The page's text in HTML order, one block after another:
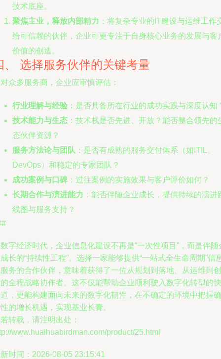
技术底座。
聚焦主业，释放内部精力 ：将复杂专业的IT建设与运维工作
给可信赖的伙伴，企业可更专注于自身核心业务的发展与客
价值的创造。
、 选择服务伙伴的关键考量
众多服务商，企业应审慎评估：
行业理解与经验 ：是否具备所在行业的成功实践与深度认知
技术能力与生态 ：技术栈是否先进、开放？能否整合领先的
态伙伴资源？
服务方法论与团队 ：是否有成熟的服务交付体系（如ITIL、
DevOps）和稳定的专家团队？
成功案例与口碑 ：过往案例的实施效果与客户评价如何？
长期合作与演进能力 ：能否伴随企业成长，提供持续的演进
线图与服务支持？
字经济时代，企业信息化建设不再是“一次性项目”，而是伴随
长的“持续性工程”。选择一家能够提供“一站式全生命周期”信
务的合作伙伴，意味着获得了一位从规划到落地、从运维到创
全程战略协作者。这不仅能帮助企业顺利驶入数字化转型的快
，更能构建面向未来的数字化韧性，在不确定的环境中把握确
的增长机遇，实现基业长青。
转载，请注明出处：
www.huaihuabirdman.com/product/25.html
时间：2026-08-05 23:15:41